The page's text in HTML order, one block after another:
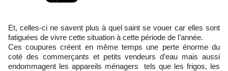
Et, celles-ci ne savent plus à quel saint se vouer car elles sont
fatiguées de vivre cette situation à cette période de l’année.
Ces coupures créent en même temps une perte énorme du
coté des commerçants et petits vendeurs d’eau mais aussi
endommagent les appareils ménagers tels que les frigos, les